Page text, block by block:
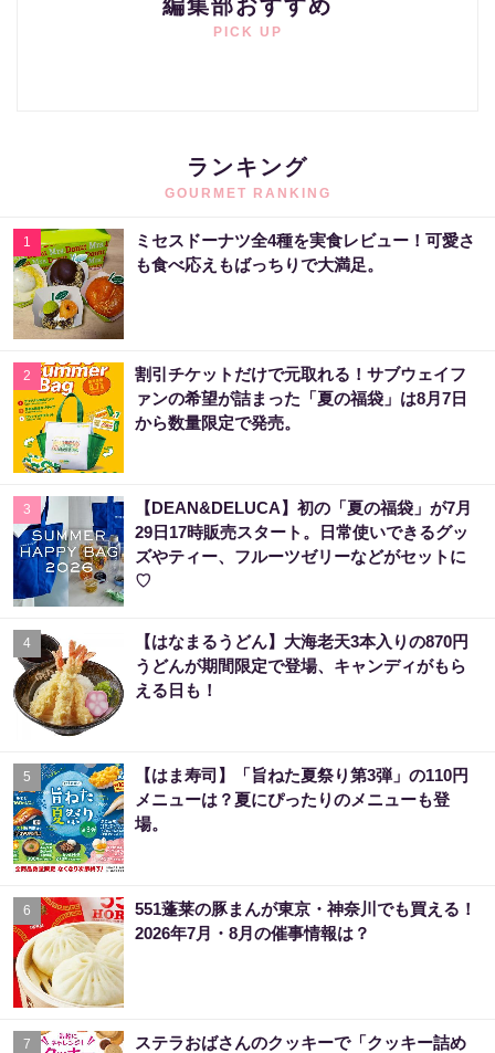
編集部おすすめ
PICK UP
ランキング
GOURMET RANKING
1
ミセスドーナツ全4種を実食レビュー！可愛さ
も食べ応えもばっちりで大満足。
2
割引チケットだけで元取れる！サブウェイフ
ァンの希望が詰まった「夏の福袋」は8月7日
から数量限定で発売。
3
【DEAN&DELUCA】初の「夏の福袋」が7月
29日17時販売スタート。日常使いできるグッ
ズやティー、フルーツゼリーなどがセットに
♡
4
【はなまるうどん】大海老天3本入りの870円
うどんが期間限定で登場、キャンディがもら
える日も！
5
【はま寿司】「旨ねた夏祭り第3弾」の110円
メニューは？夏にぴったりのメニューも登
場。
6
551蓬莱の豚まんが東京・神奈川でも買える！
2026年7月・8月の催事情報は？
7
ステラおばさんのクッキーで「クッキー詰め